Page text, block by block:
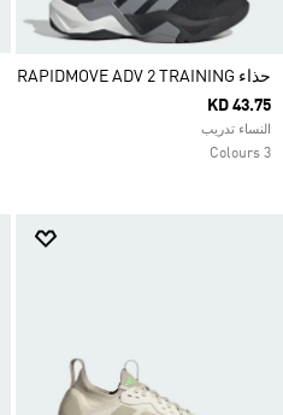
حذاء RAPIDMOVE ADV 2 TRAINING
KD 43.75
النساء تدريب
3 Colours